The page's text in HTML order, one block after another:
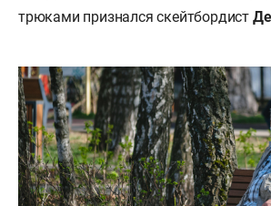
трюками признался скейтбордист